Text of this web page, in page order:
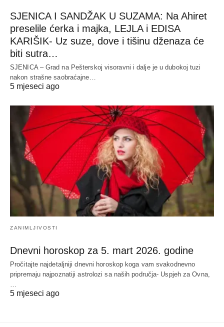
SJENICA I SANDŽAK U SUZAMA: Na Ahiret
preselile ćerka i majka, LEJLA i EDISA
KARIŠIK- Uz suze, dove i tišinu dženaza će
biti sutra…
SJENICA – Grad na Pešterskoj visoravni i dalje je u dubokoj tuzi
nakon strašne saobraćajne…
5 mjeseci ago
ZANIMLJIVOSTI
Dnevni horoskop za 5. mart 2026. godine
Pročitajte najdetaljniji dnevni horoskop koga vam svakodnevno
pripremaju najpoznatiji astrolozi sa naših područja- Uspjeh za Ovna,
…
5 mjeseci ago